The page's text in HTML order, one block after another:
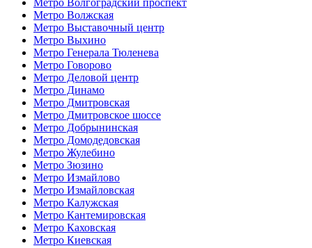
Метро Волжская
Метро Выставочный центр
Метро Выхино
Метро Генерала Тюленева
Метро Говорово
Метро Деловой центр
Метро Динамо
Метро Дмитровская
Метро Дмитровское шоссе
Метро Добрынинская
Метро Домодедовская
Метро Жулебино
Метро Зюзино
Метро Измайлово
Метро Измайловская
Метро Калужская
Метро Кантемировская
Метро Каховская
Метро Киевская